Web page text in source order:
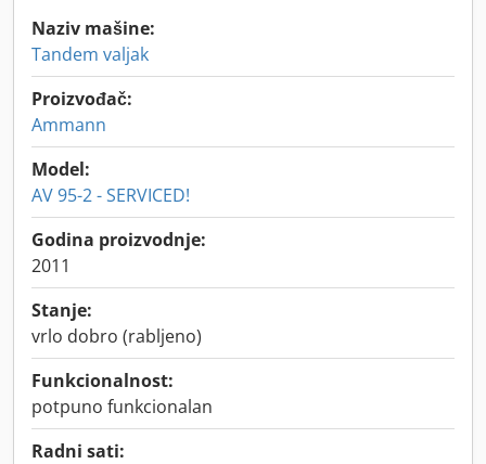
Naziv mašine:
Tandem valjak
Proizvođač:
Ammann
Model:
AV 95-2 - SERVICED!
Godina proizvodnje:
2011
Stanje:
vrlo dobro (rabljeno)
Funkcionalnost:
potpuno funkcionalan
Radni sati: